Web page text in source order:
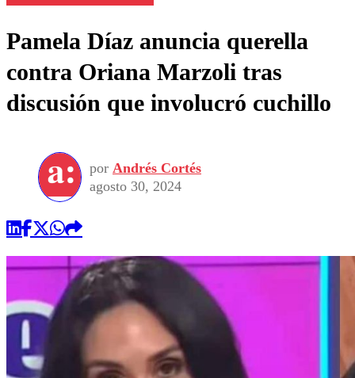
Pamela Díaz anuncia querella
contra Oriana Marzoli tras
discusión que involucró cuchillo
por Andrés Cortés
agosto 30, 2024